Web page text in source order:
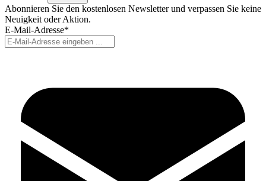
Abonnieren Sie den kostenlosen Newsletter und verpassen Sie keine
Neuigkeit oder Aktion.
E-Mail-Adresse*